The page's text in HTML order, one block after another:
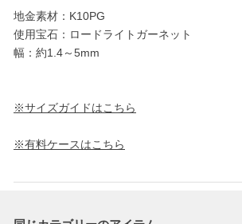
地金素材：K10PG
使用宝石：ロードライトガーネット
幅：約1.4～5mm
※サイズガイドはこちら
※有料ケースはこちら